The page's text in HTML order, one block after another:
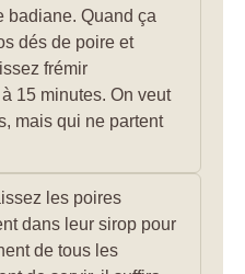
badiane. Quand ça
dés de poire et
frémir
15 minutes. On veut
mais qui ne partent
les poires
dans leur sirop pour
de tous les